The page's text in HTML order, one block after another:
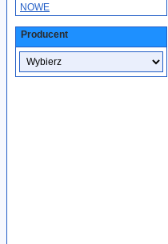
NOWE
Producent